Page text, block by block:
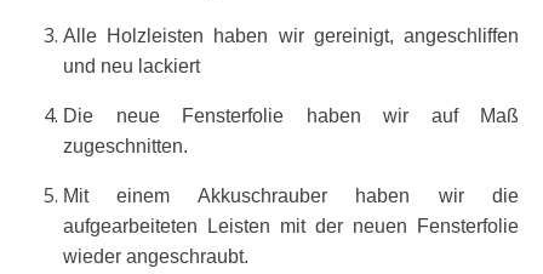
Alle Holzleisten haben wir gereinigt, angeschliffen
und neu lackiert
Die neue Fensterfolie haben wir auf Maß
zugeschnitten.
Mit einem Akkuschrauber haben wir die
aufgearbeiteten Leisten mit der neuen Fensterfolie
wieder angeschraubt.